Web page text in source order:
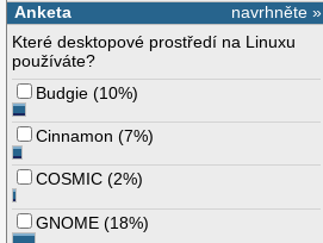
navrhněte »
Anketa
Které desktopové prostředí na Linuxu
používáte?
Budgie (10%)
Cinnamon (7%)
COSMIC (2%)
GNOME (18%)